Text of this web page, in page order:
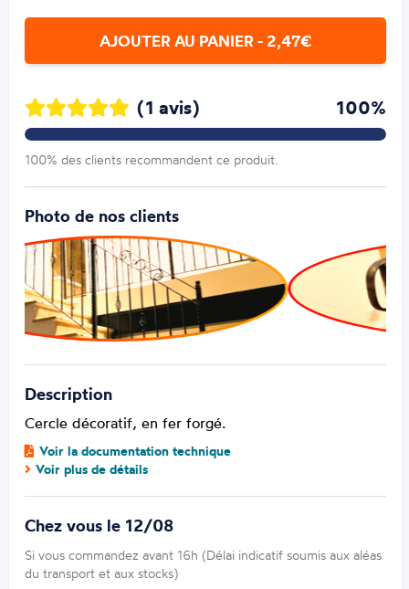
AJOUTER AU PANIER - 2,47€
(1 avis) 100%
100% des clients recommandent ce produit.
Photo de nos clients
Description
Cercle décoratif, en fer forgé.
Voir la documentation technique
Voir plus de détails
Chez vous le 12/08
Si vous commandez avant 16h (Délai indicatif soumis aux aléas
du transport et aux stocks)